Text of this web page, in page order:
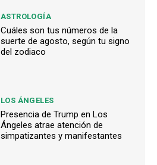
ASTROLOGÍA
Cuáles son tus números de la
suerte de agosto, según tu signo
del zodiaco
LOS ÁNGELES
Presencia de Trump en Los
Ángeles atrae atención de
simpatizantes y manifestantes